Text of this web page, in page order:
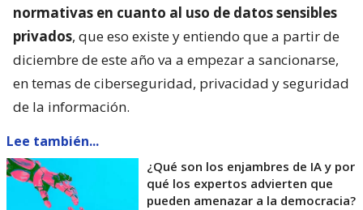
normativas en cuanto al uso de datos sensibles
privados, que eso existe y entiendo que a partir de
diciembre de este año va a empezar a sancionarse,
en temas de ciberseguridad, privacidad y seguridad
de la información.
Lee también...
¿Qué son los enjambres de IA y por
qué los expertos advierten que
pueden amenazar a la democracia?